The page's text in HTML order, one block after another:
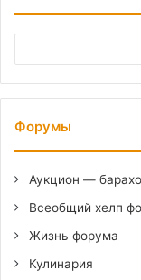
Форумы
Аукцион —
Всеобщий хелп
Жизнь форума
Кулинария